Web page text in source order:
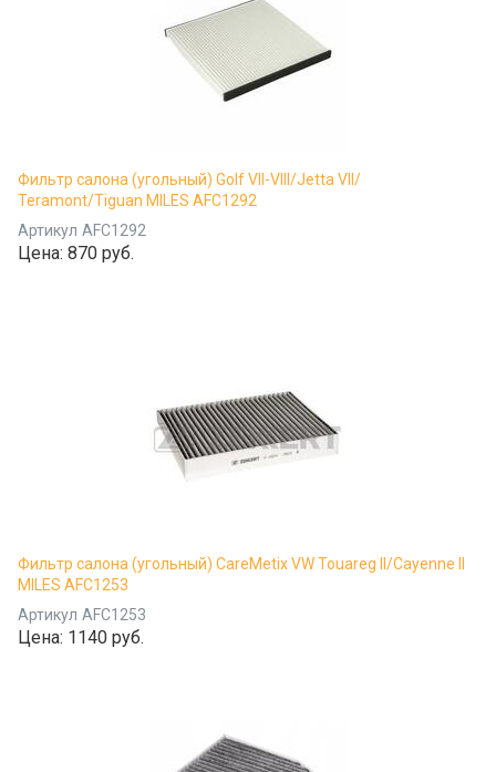
Фильтр салона (угольный) Golf VII-VIII/Jetta VII/
Teramont/Tiguan MILES AFC1292
Артикул AFC1292
Цена: 870 руб.
Фильтр салона (угольный) CareMetix VW Touareg II/Cayenne II
MILES AFC1253
Артикул AFC1253
Цена: 1140 руб.